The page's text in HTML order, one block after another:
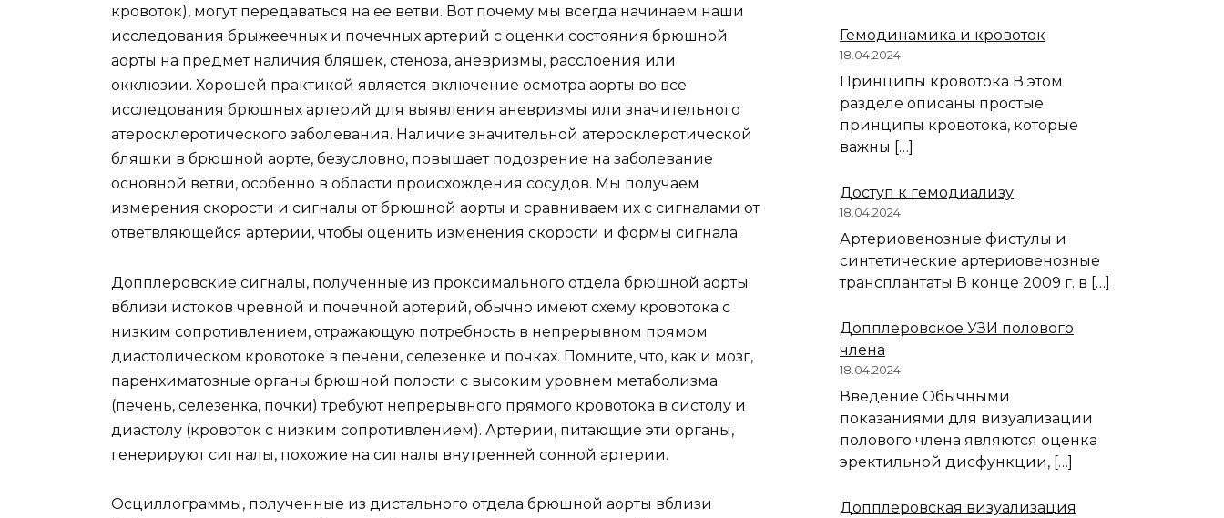
кровоток), могут передаваться на ее ветви. Вот почему мы всегда начинаем наши
исследования брыжеечных и почечных артерий с оценки состояния брюшной
аорты на предмет наличия бляшек, стеноза, аневризмы, расслоения или
окклюзии. Хорошей практикой является включение осмотра аорты во все
исследования брюшных артерий для выявления аневризмы или значительного
атеросклеротического заболевания. Наличие значительной атеросклеротической
бляшки в брюшной аорте, безусловно, повышает подозрение на заболевание
основной ветви, особенно в области происхождения сосудов. Мы получаем
измерения скорости и сигналы от брюшной аорты и сравниваем их с сигналами от
ответвляющейся артерии, чтобы оценить изменения скорости и формы сигнала.
Допплеровские сигналы, полученные из проксимального отдела брюшной аорты
вблизи истоков чревной и почечной артерий, обычно имеют схему кровотока с
низким сопротивлением, отражающую потребность в непрерывном прямом
диастолическом кровотоке в печени, селезенке и почках. Помните, что, как и мозг,
паренхиматозные органы брюшной полости с высоким уровнем метаболизма
(печень, селезенка, почки) требуют непрерывного прямого кровотока в систолу и
диастолу (кровоток с низким сопротивлением). Артерии, питающие эти органы,
генерируют сигналы, похожие на сигналы внутренней сонной артерии.
Осциллограммы, полученные из дистального отдела брюшной аорты вблизи
Гемодинамика и кровоток
18.04.2024
Принципы кровотока В этом
разделе описаны простые
принципы кровотока, которые
важны […]
Доступ к гемодиализу
18.04.2024
Артериовенозные фистулы и
синтетические артериовенозные
трансплантаты В конце 2009 г. в […]
Допплеровское УЗИ полового
члена
18.04.2024
Введение Обычными
показаниями для визуализации
полового члена являются оценка
эректильной дисфункции, […]
Допплеровская визуализация